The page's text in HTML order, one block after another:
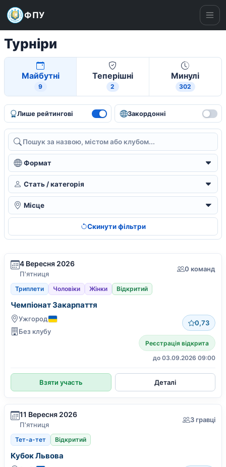
ФПУ
Турніри
Майбутні
9
Теперішні
2
Минулі
302
Лише рейтингові Закордонні
Пошук
Формат
Стать / категорія
Місце
Скинути фільтри
4 Вересня 2026
П'ятниця
0 команд
Триплети Чоловіки Жінки Відкритий
Чемпіонат Закарпаття
Ужгород
Без клубу
0,73
Реєстрація відкрита
до 03.09.2026 09:00
Взяти участь Деталі
11 Вересня 2026
П'ятниця
3 гравці
Тет-а-тет Відкритий
Кубок Львова